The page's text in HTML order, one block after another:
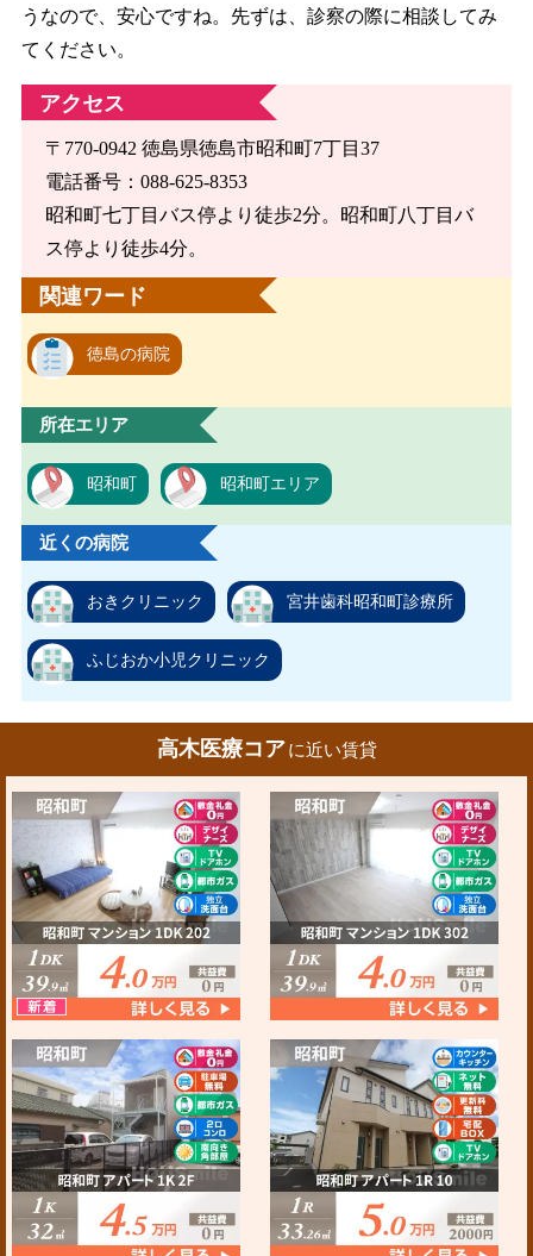
うなので、安心ですね。先ずは、診察の際に相談してみ
てください。
アクセス
〒770-0942 徳島県徳島市昭和町7丁目37
電話番号：088-625-8353
昭和町七丁目バス停より徒歩2分。昭和町八丁目バ
ス停より徒歩4分。
関連ワード
徳島の病院
所在エリア
昭和町 昭和町エリア
近くの病院
おきクリニック 宮井歯科昭和町診療所
ふじおか小児クリニック
高木医療コア に近い賃貸